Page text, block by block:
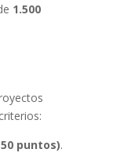
1.500
puntos).